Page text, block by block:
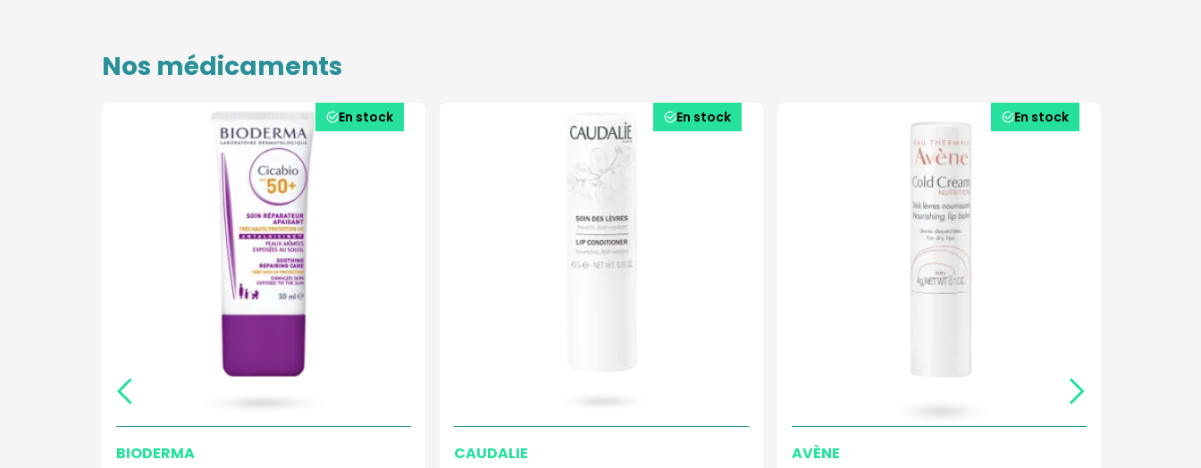
Nos médicaments
En stock
BIODERMA
En stock
CAUDALIE
En stock
AVÈNE